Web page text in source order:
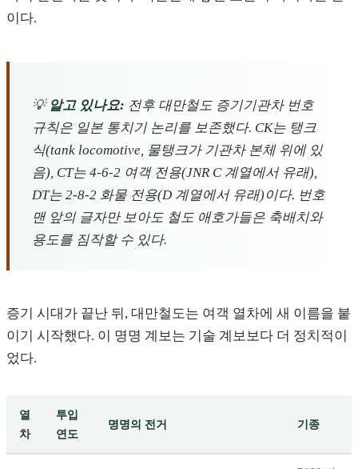
이다.
💡 알고 있나요: 전후 대만철도 증기기관차 번호
규칙은 일본 통치기 논리를 보존했다. CK는 탱크
식(tank locomotive, 물탱크가 기관차 본체 위에 있
음), CT는 4-6-2 여객 전용(JNR C 계열에서 유래),
DT는 2-8-2 화물 전용(D 계열에서 유래)이다. 번호
맨 앞의 글자만 보아도 철도 애호가들은 축배치와
용도를 짐작할 수 있다.
증기 시대가 끝난 뒤, 대만철도는 여객 열차에 새 이름을 붙
이기 시작했다. 이 명명 계보는 기술 계보보다 더 정치적이
었다.
열
차
투입
연도
명명의 전거 기종